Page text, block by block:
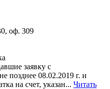
оф. 309
заявку с
позднее 08.02.2019 г. и
на счет, указан... Читать